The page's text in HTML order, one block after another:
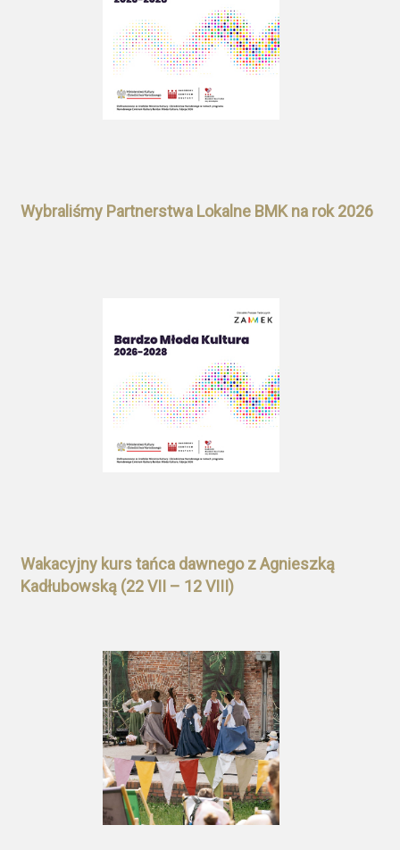
Wybraliśmy Partnerstwa Lokalne BMK na rok 2026
Wakacyjny kurs tańca dawnego z Agnieszką
Kadłubowską (22 VII – 12 VIII)